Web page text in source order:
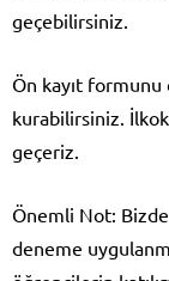
geçebilirsiniz.
Ön kayıt
kurabilirsiniz.
geçeriz.
Önemli Not:
deneme